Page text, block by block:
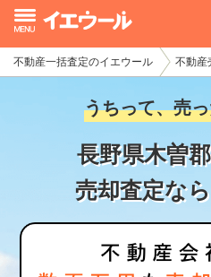
不動産一括査定のイエウール 不動産
うちって、売
長野県木曽
売却査定な
イエウール加盟希望の不動産会
初めての方へ
不動産売却の流れ
不動産の売却・一括査定
家査定シミュレーター